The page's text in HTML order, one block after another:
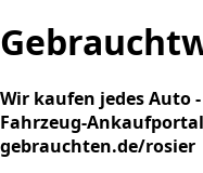
Wir kaufen jedes Auto
Fahrzeug-
gebrauchten.de/rosier